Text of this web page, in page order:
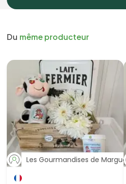
Du même producteur
Les Gourmandises de